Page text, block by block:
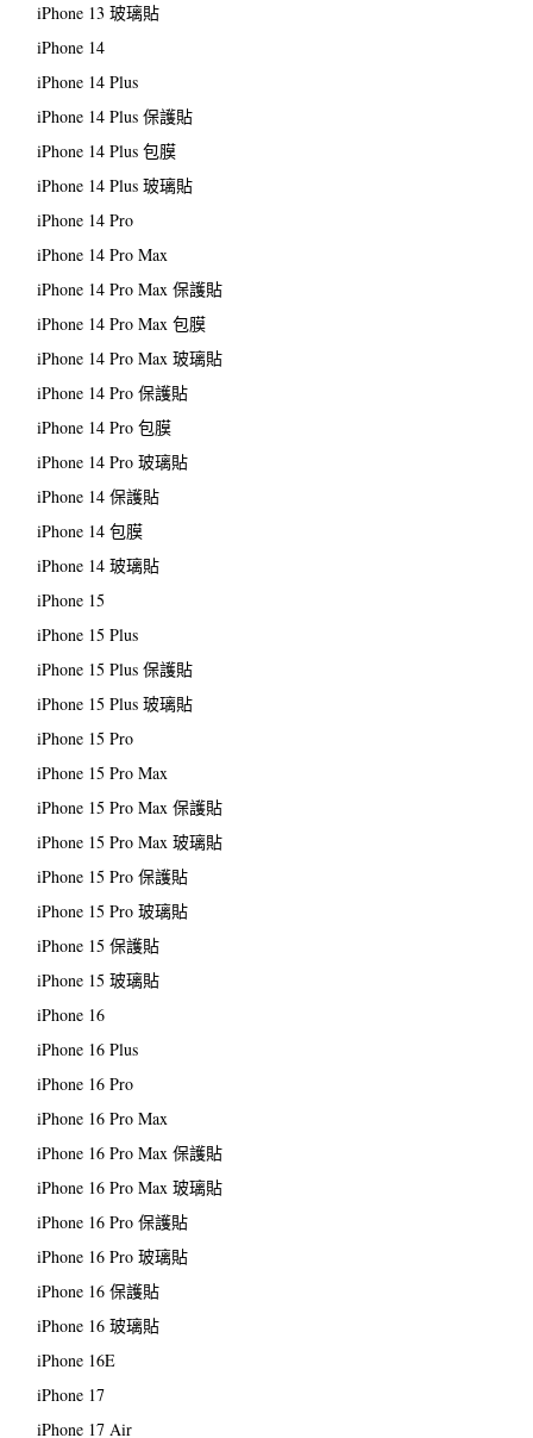
iPhone 13 玻璃貼
iPhone 14
iPhone 14 Plus
iPhone 14 Plus 保護貼
iPhone 14 Plus 包膜
iPhone 14 Plus 玻璃貼
iPhone 14 Pro
iPhone 14 Pro Max
iPhone 14 Pro Max 保護貼
iPhone 14 Pro Max 包膜
iPhone 14 Pro Max 玻璃貼
iPhone 14 Pro 保護貼
iPhone 14 Pro 包膜
iPhone 14 Pro 玻璃貼
iPhone 14 保護貼
iPhone 14 包膜
iPhone 14 玻璃貼
iPhone 15
iPhone 15 Plus
iPhone 15 Plus 保護貼
iPhone 15 Plus 玻璃貼
iPhone 15 Pro
iPhone 15 Pro Max
iPhone 15 Pro Max 保護貼
iPhone 15 Pro Max 玻璃貼
iPhone 15 Pro 保護貼
iPhone 15 Pro 玻璃貼
iPhone 15 保護貼
iPhone 15 玻璃貼
iPhone 16
iPhone 16 Plus
iPhone 16 Pro
iPhone 16 Pro Max
iPhone 16 Pro Max 保護貼
iPhone 16 Pro Max 玻璃貼
iPhone 16 Pro 保護貼
iPhone 16 Pro 玻璃貼
iPhone 16 保護貼
iPhone 16 玻璃貼
iPhone 16E
iPhone 17
iPhone 17 Air